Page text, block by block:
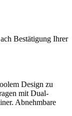
Bestätigung Ihrer
Design zu
mit Dual-
Abnehmbare